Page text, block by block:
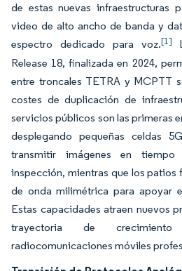
de estas nuevas infraestructuras
video de alto ancho de banda y
espectro dedicado para voz.[1]
Release 18, finalizada en 2024,
entre troncales TETRA y MCPTT
costes de duplicación de
servicios públicos son las primeras
desplegando pequeñas celdas
transmitir imágenes en
inspección, mientras que los patios
de onda milimétrica para apoyar
Estas capacidades atraen nuevos
trayectoria de
radiocomunicaciones móviles